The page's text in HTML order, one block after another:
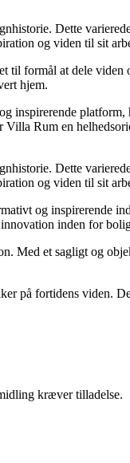
Dette
og viden til sit
til formål at dele viden
hjem.
inspirerende
Villa Rum en
Dette
og viden til sit
og inspirerende
inden for
Med et sagligt og
på fortidens viden.
kræver tilladelse.